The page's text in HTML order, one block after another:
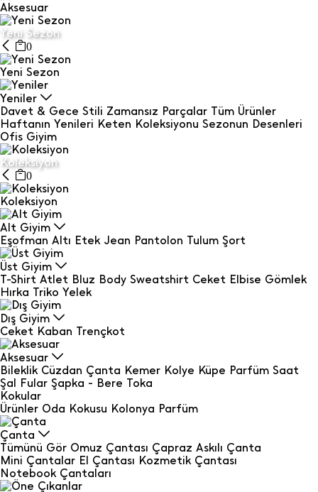
Aksesuar
Yeni Sezon
0
Yeni Sezon
Yeniler
Davet & Gece Stili Zamansız Parçalar Tüm Ürünler
Haftanın Yenileri Keten Koleksiyonu Sezonun Desenleri
Ofis Giyim
Koleksiyon
0
Koleksiyon
Alt Giyim
Eşofman Altı Etek Jean Pantolon Tulum Şort
Üst Giyim
T-Shirt Atlet Bluz Body Sweatshirt Ceket Elbise Gömlek
Hırka Triko Yelek
Dış Giyim
Ceket Kaban Trençkot
Aksesuar
Bileklik Cüzdan Çanta Kemer Kolye Küpe Parfüm Saat
Şal Fular Şapka - Bere Toka
Kokular
Ürünler Oda Kokusu Kolonya Parfüm
Çanta
Tümünü Gör Omuz Çantası Çapraz Askılı Çanta
Mini Çantalar El Çantası Kozmetik Çantası
Notebook Çantaları